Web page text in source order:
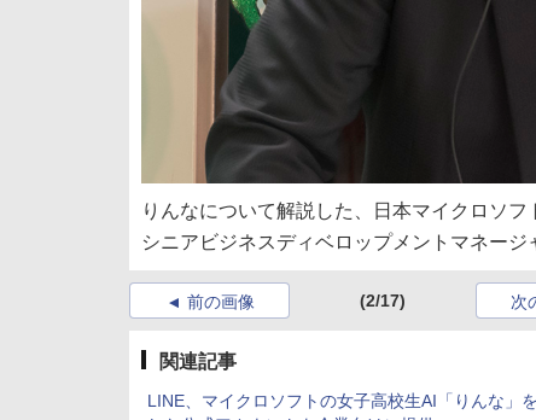
りんなについて解説した、日本マイクロソ
シニアビジネスディベロップメントマネージ
前の画像 (2/17) 次
関連記事
LINE、マイクロソフトの女子高校生AI「りんな」